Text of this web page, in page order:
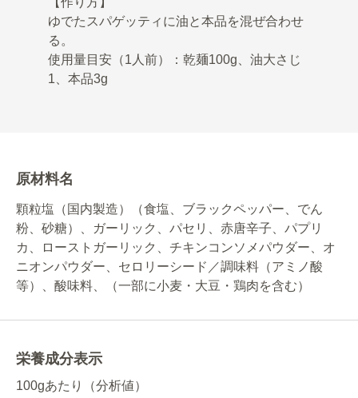
ゆでたスパゲッティに油と本品を混ぜ合わせ
る。
使用量目安（1人前）：乾麺100g、油大さじ
1、本品3g
原材料名
顆粒塩（国内製造）（食塩、ブラックペッパー、でん
粉、砂糖）、ガーリック、パセリ、赤唐辛子、パプリ
カ、ローストガーリック、チキンコンソメパウダー、オ
ニオンパウダー、セロリーシード／調味料（アミノ酸
等）、酸味料、（一部に小麦・大豆・鶏肉を含む）
栄養成分表示
100gあたり（分析値）